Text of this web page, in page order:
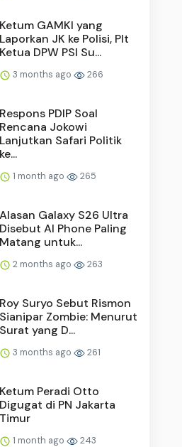
Ketum GAMKI yang
Laporkan JK ke Polisi, Plt
Ketua DPW PSI Su...
3 months ago 266
Respons PDIP Soal
Rencana Jokowi
Lanjutkan Safari Politik
ke...
1 month ago 265
Alasan Galaxy S26 Ultra
Disebut AI Phone Paling
Matang untuk...
2 months ago 263
Roy Suryo Sebut Rismon
Sianipar Zombie: Menurut
Surat yang D...
3 months ago 261
Ketum Peradi Otto
Digugat di PN Jakarta
Timur
1 month ago 243